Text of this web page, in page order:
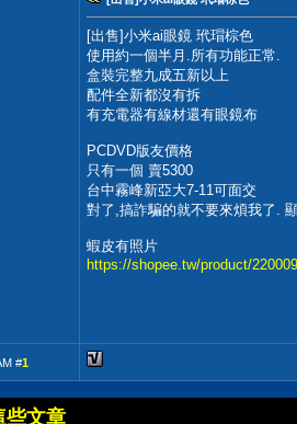
[出售]小米ai眼鏡 玳瑁棕色
使用約一個半月.所有功能正常.
盒裝完整九成五新以上
配件全新都沒有拆
有充電器有線材還有眼鏡布
PCDVD版友價格
只有一個 賣5300
台中霧峰新亞大7-11可面交
對了,搞詐騙的就不要來煩我了.
蝦皮有照片
https://shopee.tw/product/
#1
些文章